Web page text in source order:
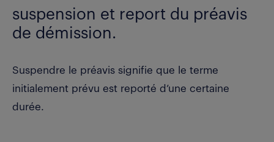
suspension et report du préavis
de démission.
Suspendre le préavis signifie que le terme
initialement prévu est reporté d’une certaine
durée.